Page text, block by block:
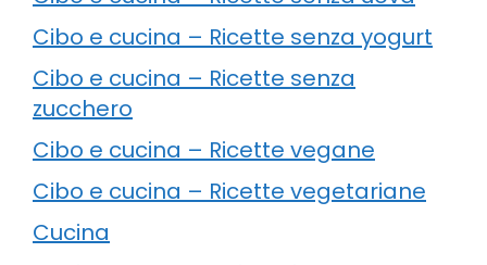
Cibo e cucina – Ricette senza yogurt
Cibo e cucina – Ricette senza
zucchero
Cibo e cucina – Ricette vegane
Cibo e cucina – Ricette vegetariane
Cucina